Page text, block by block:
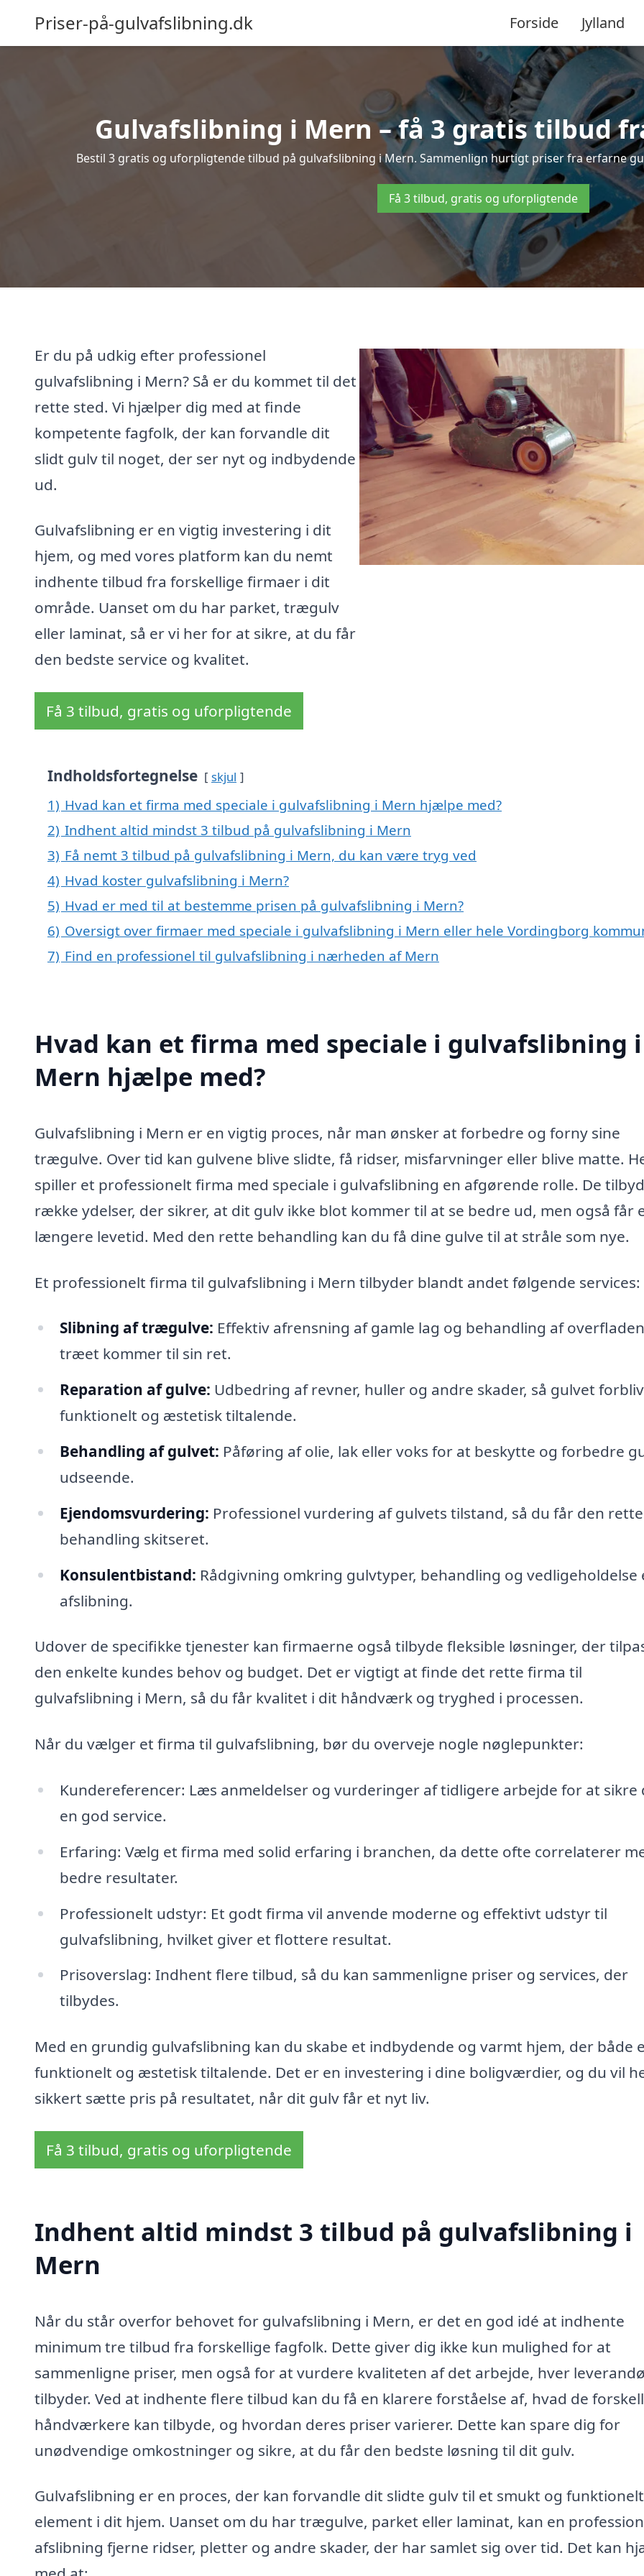
Priser-på-gulvafslibning.dk Forside Jylland
Gulvafslibning i Mern – få 3 gratis tilbud
Bestil 3 gratis og uforpligtende tilbud på gulvafslibning i Mern. Sammenlign hurtigt priser fra erfarne
Få 3 tilbud, gratis og uforpligtende
Er du på udkig efter professionel
gulvafslibning i Mern? Så er du kommet til det
rette sted. Vi hjælper dig med at finde
kompetente fagfolk, der kan forvandle dit
slidt gulv til noget, der ser nyt og indbydende
ud.
Gulvafslibning er en vigtig investering i dit
hjem, og med vores platform kan du nemt
indhente tilbud fra forskellige firmaer i dit
område. Uanset om du har parket, trægulv
eller laminat, så er vi her for at sikre, at du får
den bedste service og kvalitet.
Få 3 tilbud, gratis og uforpligtende
Indholdsfortegnelse skjul
1) Hvad kan et firma med speciale i gulvafslibning i Mern hjælpe med?
2) Indhent altid mindst 3 tilbud på gulvafslibning i Mern
3) Få nemt 3 tilbud på gulvafslibning i Mern, du kan være tryg ved
4) Hvad koster gulvafslibning i Mern?
5) Hvad er med til at bestemme prisen på gulvafslibning i Mern?
6) Oversigt over firmaer med speciale i gulvafslibning i Mern eller hele Vordingborg
7) Find en professionel til gulvafslibning i nærheden af Mern
Hvad kan et firma med speciale i gulvafslibning i
Mern hjælpe med?
Gulvafslibning i Mern er en vigtig proces, når man ønsker at forbedre og forny sine
trægulve. Over tid kan gulvene blive slidte, få ridser, misfarvninger eller blive matte.
spiller et professionelt firma med speciale i gulvafslibning en afgørende rolle. De
række ydelser, der sikrer, at dit gulv ikke blot kommer til at se bedre ud, men også får
længere levetid. Med den rette behandling kan du få dine gulve til at stråle som nye.
Et professionelt firma til gulvafslibning i Mern tilbyder blandt andet følgende services:
Slibning af trægulve: Effektiv afrensning af gamle lag og behandling af
træet kommer til sin ret.
Reparation af gulve: Udbedring af revner, huller og andre skader, så gulvet
funktionelt og æstetisk tiltalende.
Behandling af gulvet: Påføring af olie, lak eller voks for at beskytte og forbedre
udseende.
Ejendomsvurdering: Professionel vurdering af gulvets tilstand, så du får den rette
behandling skitseret.
Konsulentbistand: Rådgivning omkring gulvtyper, behandling og vedligeholdelse
afslibning.
Udover de specifikke tjenester kan firmaerne også tilbyde fleksible løsninger, der
den enkelte kundes behov og budget. Det er vigtigt at finde det rette firma til
gulvafslibning i Mern, så du får kvalitet i dit håndværk og tryghed i processen.
Når du vælger et firma til gulvafslibning, bør du overveje nogle nøglepunkter:
Kundereferencer: Læs anmeldelser og vurderinger af tidligere arbejde for at sikre
en god service.
Erfaring: Vælg et firma med solid erfaring i branchen, da dette ofte correlaterer
bedre resultater.
Professionelt udstyr: Et godt firma vil anvende moderne og effektivt udstyr til
gulvafslibning, hvilket giver et flottere resultat.
Prisoverslag: Indhent flere tilbud, så du kan sammenligne priser og services, der
tilbydes.
Med en grundig gulvafslibning kan du skabe et indbydende og varmt hjem, der både
funktionelt og æstetisk tiltalende. Det er en investering i dine boligværdier, og du vil
sikkert sætte pris på resultatet, når dit gulv får et nyt liv.
Få 3 tilbud, gratis og uforpligtende
Indhent altid mindst 3 tilbud på gulvafslibning i
Mern
Når du står overfor behovet for gulvafslibning i Mern, er det en god idé at indhente
minimum tre tilbud fra forskellige fagfolk. Dette giver dig ikke kun mulighed for at
sammenligne priser, men også for at vurdere kvaliteten af det arbejde, hver
tilbyder. Ved at indhente flere tilbud kan du få en klarere forståelse af, hvad de
håndværkere kan tilbyde, og hvordan deres priser varierer. Dette kan spare dig for
unødvendige omkostninger og sikre, at du får den bedste løsning til dit gulv.
Gulvafslibning er en proces, der kan forvandle dit slidte gulv til et smukt og funktionelt
element i dit hjem. Uanset om du har trægulve, parket eller laminat, kan en
afslibning fjerne ridser, pletter og andre skader, der har samlet sig over tid. Det kan